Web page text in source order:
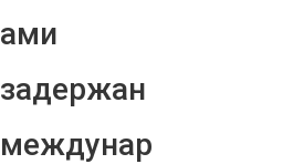
ами
задержан
междунар